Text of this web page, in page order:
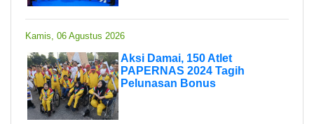
Kamis, 06 Agustus 2026
Aksi Damai, 150 Atlet
PAPERNAS 2024 Tagih
Pelunasan Bonus